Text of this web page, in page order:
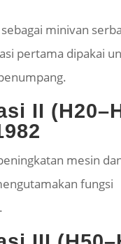
minivan
pertama dipakai
II
mesin
fungsi